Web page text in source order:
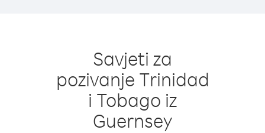
Savjeti za
pozivanje Trinidad
i Tobago iz
Guernsey